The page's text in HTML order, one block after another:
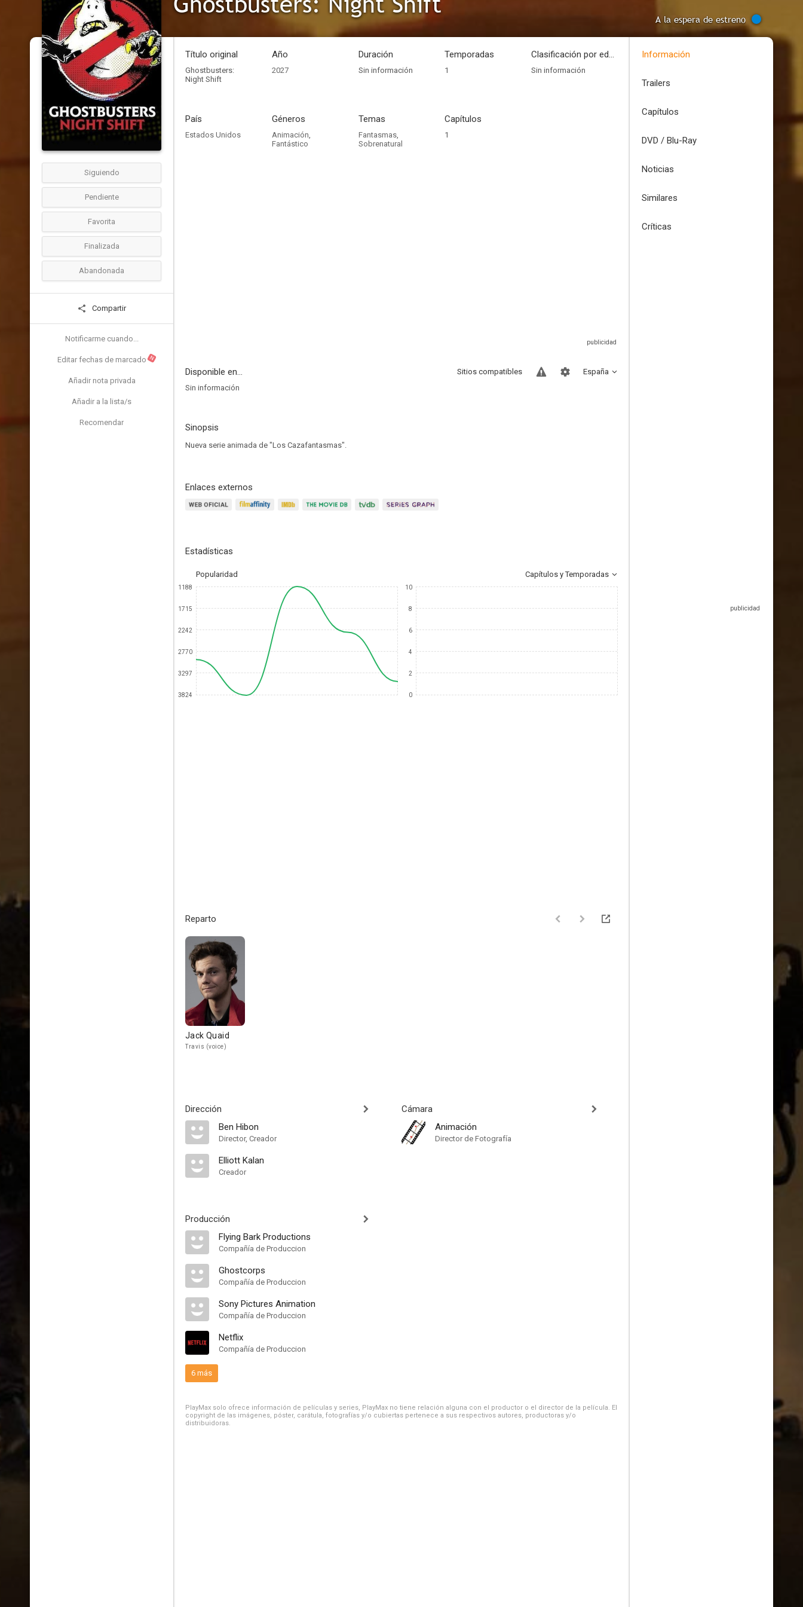
A la espera de estreno
Siguiendo
Pendiente
Favorita
Finalizada
Abandonada
Compartir
Notificarme cuando...
Editar fechas de marcado N
Añadir nota privada
Añadir a la lista/s
Recomendar
Título original
Ghostbusters:
Night Shift
Año
2027
Duración
Sin información
Temporadas
1
Clasificación por edades
Sin información
País
Estados Unidos
Géneros
Animación,
Fantástico
Temas
Fantasmas,
Sobrenatural
Capítulos
1
Disponible en... España
Sitios compatibles
Sin información
Sinopsis
Nueva serie animada de "Los Cazafantasmas".
Enlaces externos
Estadísticas
Popularidad Capítulos y Temporadas
1188
1715
2242
2770
3297
3824
10
8
6
4
2
0
Reparto
Jack Quaid
Travis (voice)
Dirección
Ben Hibon
Director, Creador
Elliott Kalan
Creador
Producción
Flying Bark Productions
Compañía de Produccion
Ghostcorps
Compañía de Produccion
Sony Pictures Animation
Compañía de Produccion
Netflix
Compañía de Produccion
6 más
Cámara
Animación
Director de Fotografía
PlayMax solo ofrece información de películas y series, PlayMax no tiene relación alguna con el productor o el director de la película. El
copyright de las imágenes, póster, carátula, fotografías y/o cubiertas pertenece a sus respectivos autores, productoras y/o
distribuidoras.
Información
Trailers
Capítulos
DVD / Blu-Ray
Noticias
Similares
Críticas